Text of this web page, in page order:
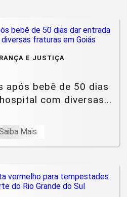
E JUSTIÇA
após bebê de 50 dias
com diversas...
Mais